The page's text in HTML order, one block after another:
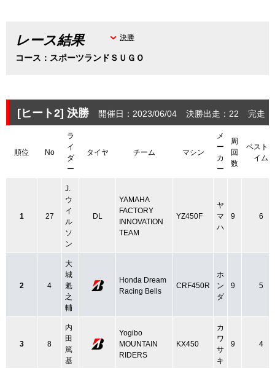
レース結果
コース：スポーツランドＳＵＧＯ
決勝
[ヒート2] 決勝 開催日：2023/06/04 決勝出走：22 完走
順位 No
ラ
イ
ダ
ー
タイヤ チーム マシン
メ
ー
カ
ー
周
回
数
ベストタ
イム
1 27
J.
ウ
イ
ル
ソ
ン
DL
YAMAHA
FACTORY
INNOVATION
TEAM
YZ450F
ヤ
マ
ハ
9 6
2 4
大
城
魁
之
輔
Honda Dream
Racing Bells
CRF450R
ホ
ン
ダ
9 5
3 8
内
田
篤
基
Yogibo
MOUNTAIN
RIDERS
KX450
カ
ワ
サ
キ
9 4